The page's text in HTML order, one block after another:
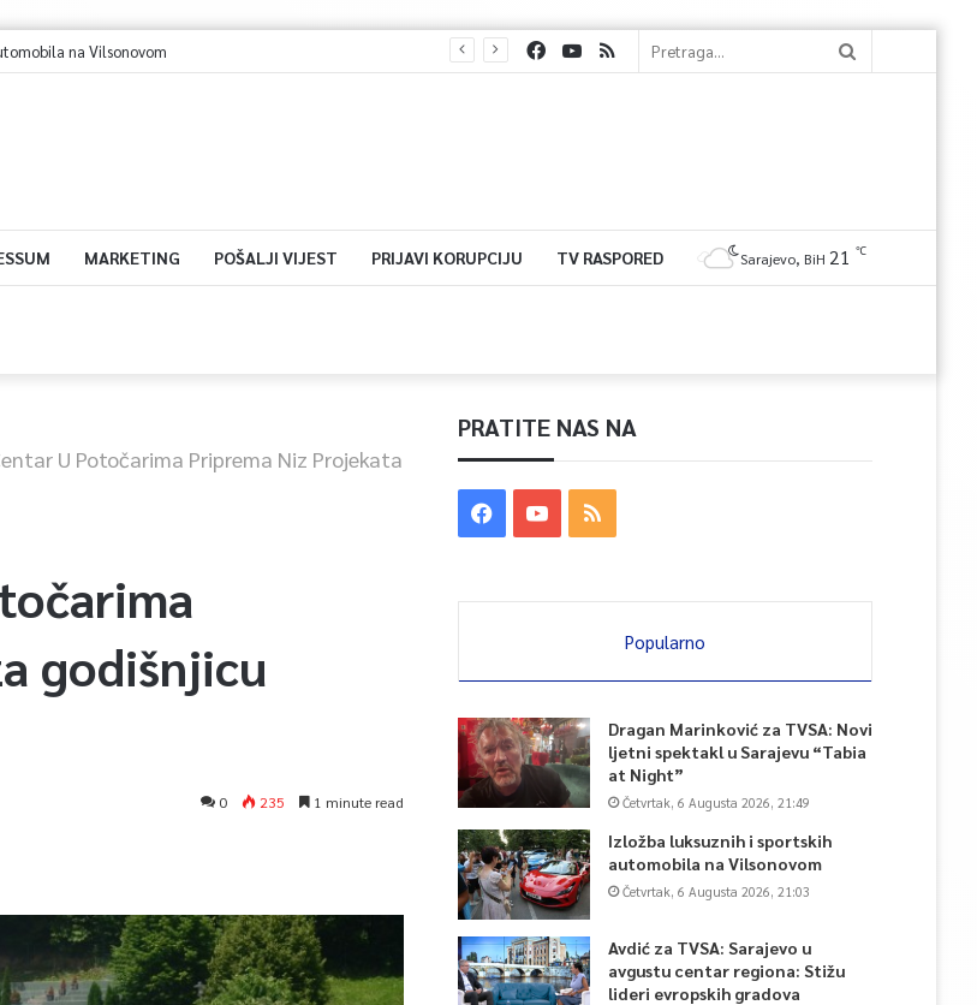
MARKETING POŠALJI VIJEST PRIJAVI KORUPCIJU TV RASPORED Sarajevo, BiH 21 ℃
U Potočarima Priprema Niz Projekata
godišnjicu
0 235 1 minute read
PRATITE NAS NA
Popularno
Dragan Marinković za TVSA: Novi
ljetni spektakl u Sarajevu “Tabia
at Night”
Četvrtak, 6 Augusta 2026, 21:49
Izložba luksuznih i sportskih
automobila na Vilsonovom
Četvrtak, 6 Augusta 2026, 21:03
Avdić za TVSA: Sarajevo u
avgustu centar regiona: Stižu
lideri evropskih gradova